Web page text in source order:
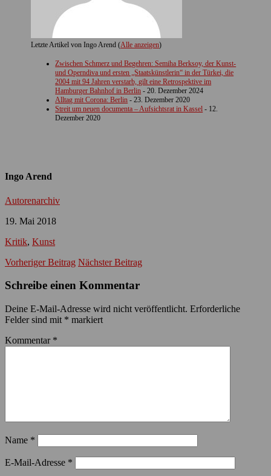
Letzte Artikel von Ingo Arend(Alle anzeigen)
Zwischen Schmerz und Begehren: Semiha Berksoy, der Kunst-
und Operndiva und ersten „Staatskünstlerin“ in der Türkei, die
2004 mit 94 Jahren verstarb, gilt eine Retrospektive im
Hamburger Bahnhof in Berlin - 20. Dezember 2024
Alltag mit Corona: Berlin - 23. Dezember 2020
Streit um neuen documenta – Aufsichtsrat in Kassel - 12.
Dezember 2020
Ingo Arend
Autorenarchiv
19. Mai 2018
Kritik, Kunst
Vorheriger Beitrag Nächster Beitrag
Schreibe einen Kommentar
Deine E-Mail-Adresse wird nicht veröffentlicht. Erforderliche
Felder sind mit * markiert
Kommentar *
Name *
E-Mail-Adresse *